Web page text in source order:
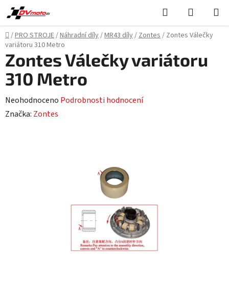
Přejít
na
obsah
Hledat
KOŠÍK
Domů
/PRO STROJE/Náhradní díly/MR43 díly/Zontes/ Zontes Válečky
variátoru 310 Metro
Zontes Válečky variátoru
310 Metro
Průměrné
hodnocení
Neohodnoceno Podrobnosti hodnocení
Značka: Zontes